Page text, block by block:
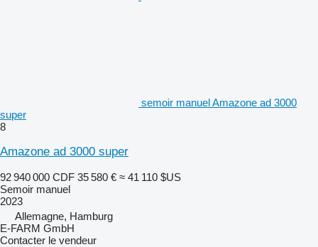
semoir manuel Amazone ad 3000
super
8
Amazone ad 3000 super
92 940 000 CDF 35 580 € ≈ 41 110 $US
Semoir manuel
2023
Allemagne, Hamburg
E-FARM GmbH
Contacter le vendeur